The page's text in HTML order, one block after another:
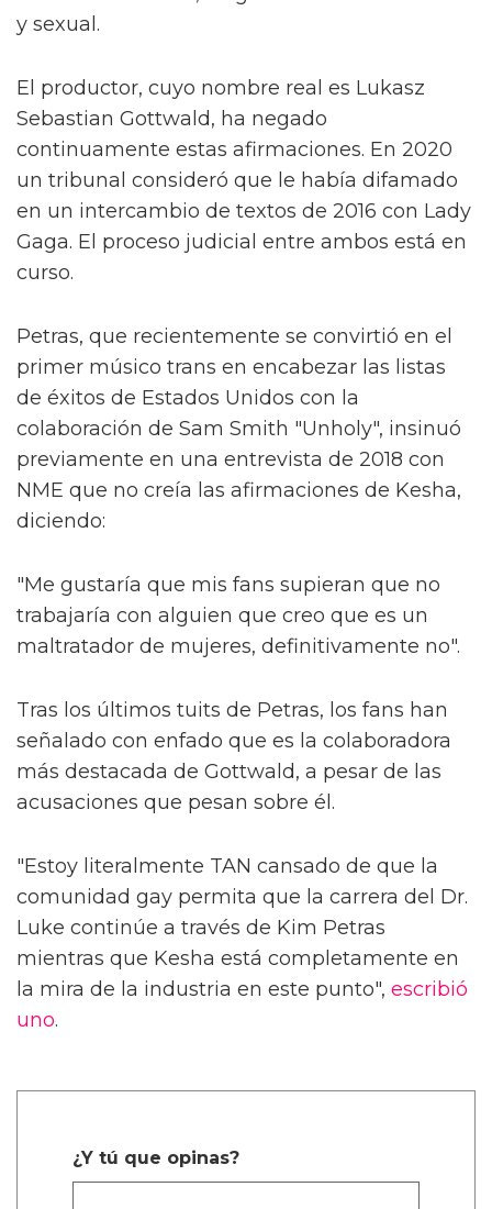
y sexual.
El productor, cuyo nombre real es Lukasz
Sebastian Gottwald, ha negado
continuamente estas afirmaciones. En 2020
un tribunal consideró que le había difamado
en un intercambio de textos de 2016 con Lady
Gaga. El proceso judicial entre ambos está en
curso.
Petras, que recientemente se convirtió en el
primer músico trans en encabezar las listas
de éxitos de Estados Unidos con la
colaboración de Sam Smith "Unholy", insinuó
previamente en una entrevista de 2018 con
NME que no creía las afirmaciones de Kesha,
diciendo:
"Me gustaría que mis fans supieran que no
trabajaría con alguien que creo que es un
maltratador de mujeres, definitivamente no".
Tras los últimos tuits de Petras, los fans han
señalado con enfado que es la colaboradora
más destacada de Gottwald, a pesar de las
acusaciones que pesan sobre él.
"Estoy literalmente TAN cansado de que la
comunidad gay permita que la carrera del Dr.
Luke continúe a través de Kim Petras
mientras que Kesha está completamente en
la mira de la industria en este punto", escribió
uno.
¿Y tú que opinas?